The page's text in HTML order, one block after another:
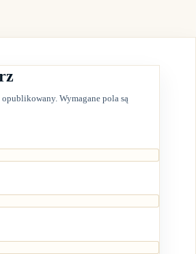
opublikowany. Wymagane pola są